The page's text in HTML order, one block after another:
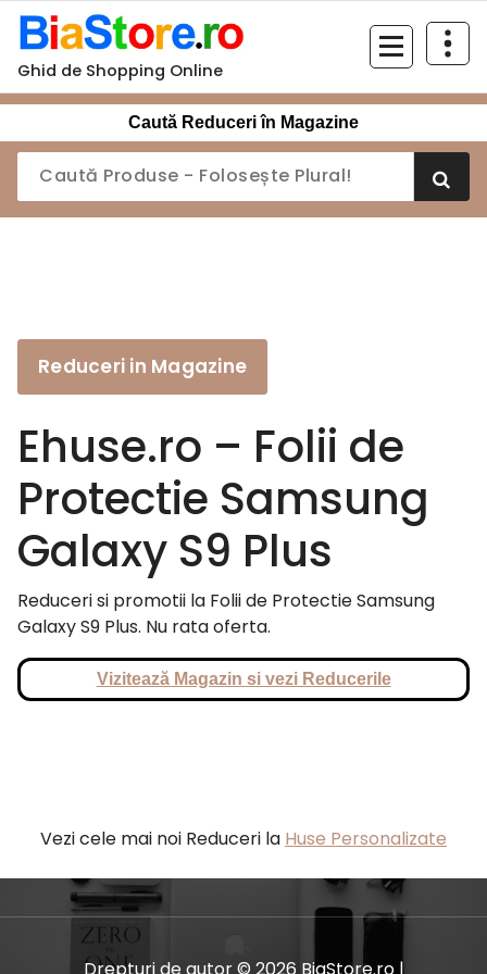
Sari
conținut
Ghid de Shopping Online
Caută Reduceri în Magazine
Reduceri in Magazine
Ehuse.ro – Folii de
Protectie Samsung
Galaxy S9 Plus
Reduceri si promotii la Folii de Protectie Samsung
Galaxy S9 Plus. Nu rata oferta.
Vizitează Magazin si vezi Reducerile
Vezi cele mai noi Reduceri la Huse Personalizate